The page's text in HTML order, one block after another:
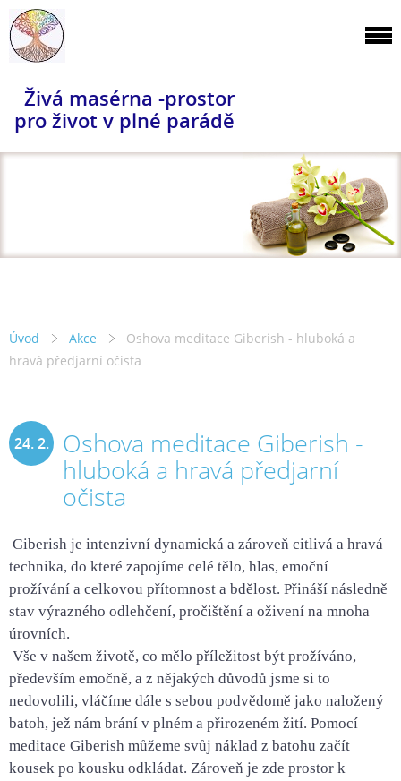
Živá masérna -prostor
pro život v plné parádě
Úvod Akce
Oshova meditace Giberish - hluboká a
hravá předjarní očista
24. 2.
Oshova meditace Giberish -
hluboká a hravá předjarní
očista
Giberish je intenzivní dynamická a zároveň citlivá a hravá
technika, do které zapojíme celé tělo, hlas, emoční
prožívání a celkovou přítomnost a bdělost. Přináší následně
stav výrazného odlehčení, pročištění a oživení na mnoha
úrovních.
Vše v našem životě, co mělo příležitost být prožíváno,
především emočně, a z nějakých důvodů jsme si to
nedovolili, vláčíme dále s sebou podvědomě jako naložený
batoh, jež nám brání v plném a přirozeném žití. Pomocí
meditace Giberish můžeme svůj náklad z batohu začít
kousek po kousku odkládat. Zároveň je zde prostor k